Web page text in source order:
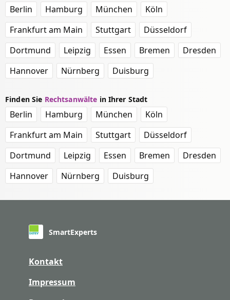
Berlin Hamburg München
Köln
Frankfurt am Main
Stuttgart
Düsseldorf
Dortmund
Leipzig Essen Bremen
Dresden
Hannover
Nürnberg Duisburg
Finden Sie Rechtsanwälte in Ihrer Stadt
Berlin Hamburg München
Köln
Frankfurt am Main
Stuttgart
Düsseldorf
Dortmund
Leipzig Essen Bremen
Dresden
Hannover
Nürnberg Duisburg
SmartExperts
Kontakt
Impressum